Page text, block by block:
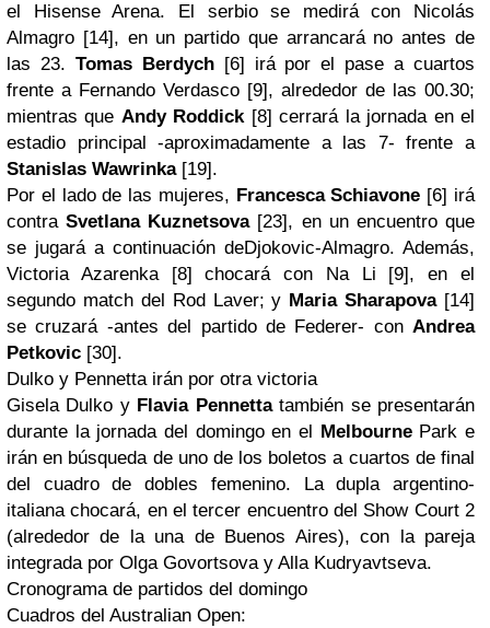
el Hisense Arena. El serbio se medirá con Nicolás
Almagro [14], en un partido que arrancará no antes de
las 23. Tomas Berdych[6] irá por el pase a cuartos
frente a Fernando Verdasco [9], alrededor de las 00.30;
mientras que Andy Roddick[8] cerrará la jornada en el
estadio principal -aproximadamente a las 7- frente a
Stanislas Wawrinka[19].
Por el lado de las mujeres, Francesca Schiavone [6] irá
contraSvetlana Kuznetsova[23], en un encuentro que
se jugará a continuación deDjokovic-Almagro. Además,
Victoria Azarenka [8] chocará con Na Li [9], en el
segundo matchdel Rod Laver; y Maria Sharapova[14]
se cruzará -antes del partido de Federer- con Andrea
Petkovic [30].
Dulko y Pennetta irán por otra victoria
Gisela Dulko y Flavia Pennettatambién se presentarán
durante la jornada del domingo en el
MelbournePark e
irán en búsqueda de uno de los boletos a cuartos de final
del cuadro de dobles femenino. La dupla argentino-
italiana chocará, en el tercer encuentro del Show Court 2
(alrededor de la una de Buenos Aires), con la pareja
integrada por Olga Govortsova y Alla Kudryavtseva.
Cronograma de partidos del domingo
Cuadros del Australian Open: